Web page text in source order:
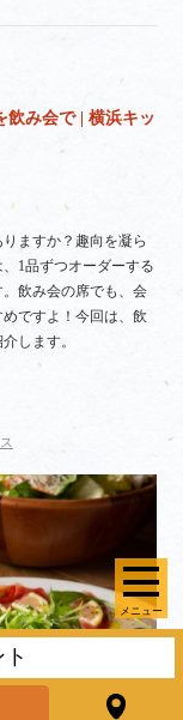
メニュー
飲み会で | 横浜キッ
ますか？趣向を凝ら
1品ずつオーダーする
飲み会の席でも、会
ですよ！今回は、飲
します。